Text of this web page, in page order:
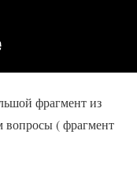
фрагмент из
вопросы ( фрагмент